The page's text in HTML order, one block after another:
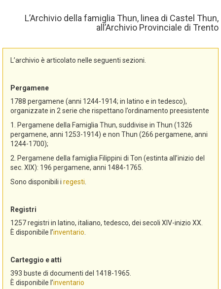
L’Archivio della famiglia Thun, linea di Castel Thun,
all’Archivio Provinciale di Trento
L’archivio è articolato nelle seguenti sezioni.
Pergamene
1788 pergamene (anni 1244-1914; in latino e in tedesco),
organizzate in 2 serie che rispettano l’ordinamento preesistente
1. Pergamene della Famiglia Thun, suddivise in Thun (1326
pergamene, anni 1253-1914) e non Thun (266 pergamene, anni
1244-1700);
2. Pergamene della famiglia Filippini di Ton (estinta all’inizio del
sec. XIX): 196 pergamene, anni 1484-1765.
Sono disponibili i regesti
Registri
1257 registri in latino, italiano, tedesco, dei secoli XIV-inizio XX.
È disponibile l’inventario
Carteggio e atti
393 buste di documenti del 1418-1965.
È disponibile l’inventario